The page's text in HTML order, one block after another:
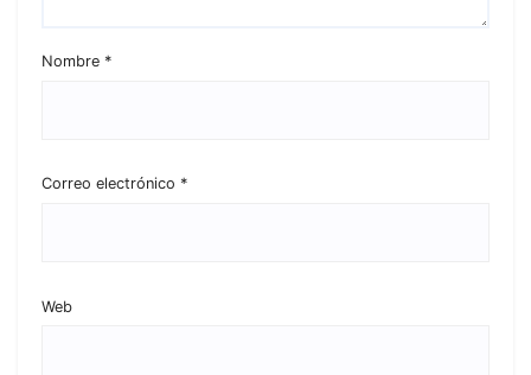
Nombre *
Correo electrónico *
Web